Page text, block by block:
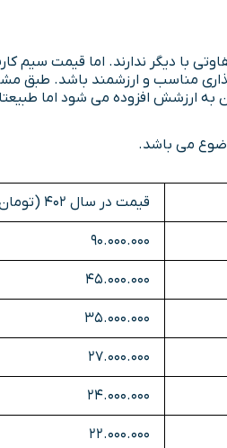
قیمت در سال 402 (تومان)
90.000.000
45.000.000
35.000.000
27.000.000
24.000.000
22.000.000